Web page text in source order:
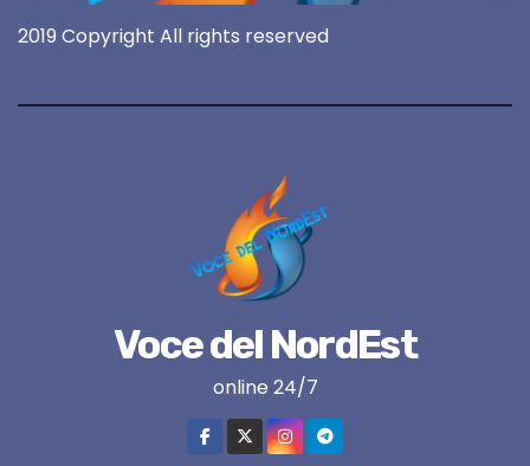
2019 Copyright All rights reserved
Voce del NordEst
online 24/7